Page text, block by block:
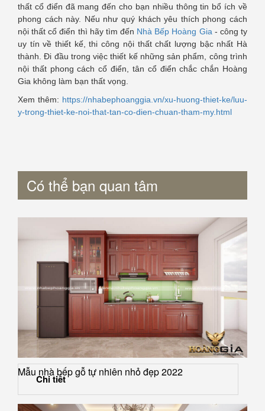
thất cổ điển đã mang đến cho bạn nhiều thông tin bổ ích về
phong cách này. Nếu như quý khách yêu thích phong cách
nội thất cổ điển thì hãy tìm đến Nhà Bếp Hoàng Gia - công ty
uy tín về thiết kế, thi công nội thất chất lượng bậc nhất Hà
thành. Đi đầu trong việc thiết kế những sản phẩm, công trình
nội thất phong cách cổ điển, tân cổ điển chắc chắn Hoàng
Gia không làm bạn thất vọng.
Xem thêm: https://nhabephoanggia.vn/xu-huong-thiet-ke/luu-
y-trong-thiet-ke-noi-that-tan-co-dien-chuan-tham-my.html
Có thể bạn quan tâm
Mẫu nhà bếp gỗ tự nhiên nhỏ đẹp 2022
Chi tiết